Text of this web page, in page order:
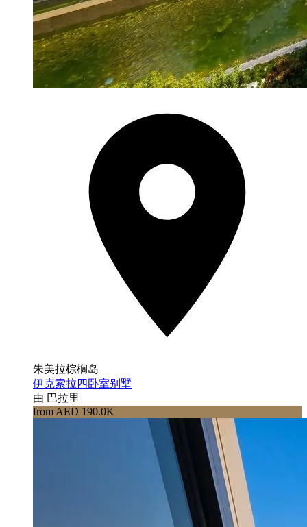
朱美拉棕榈岛
伊克索拉四卧室别墅
由 巴拉里
from AED 190.0K